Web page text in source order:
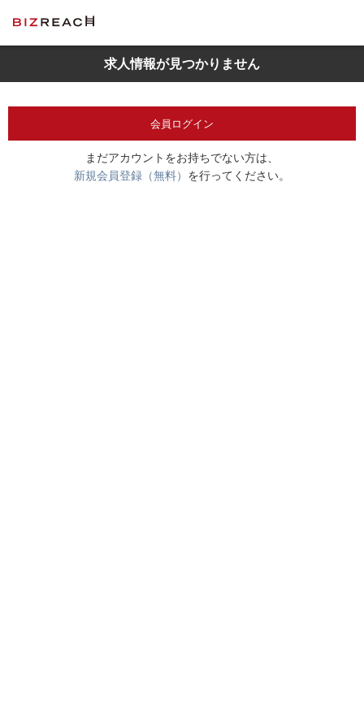
求人情報が見つかりません
会員ログイン
まだアカウントをお持ちでない方は、
新規会員登録（無料） を行ってください。